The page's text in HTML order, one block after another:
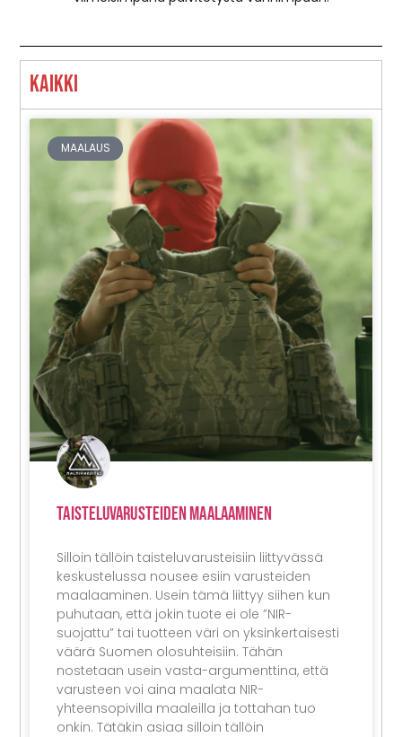
Kaikki
MAALAUS
Taisteluvarusteiden Maalaaminen
Silloin tällöin taisteluvarusteisiin liittyvässä
keskustelussa nousee esiin varusteiden
maalaaminen. Usein tämä liittyy siihen kun
puhutaan, että jokin tuote ei ole ”NIR-
suojattu” tai tuotteen väri on yksinkertaisesti
väärä Suomen olosuhteisiin. Tähän
nostetaan usein vasta-argumenttina, että
varusteen voi aina maalata NIR-
yhteensopivilla maaleilla ja tottahan tuo
onkin. Tätäkin asiaa silloin tällöin